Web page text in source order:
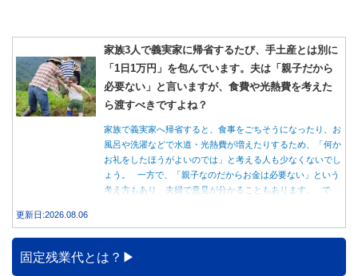
家族3人で義実家に帰省するたび、手土産とは別に
「1日1万円」を包んでいます。夫は「親子だから
必要ない」と言いますが、食費や光熱費を考えた
ら渡すべきですよね？
家族で義実家へ帰省すると、食事をごちそうになったり、お
風呂や洗濯などで水道・光熱費が増えたりするため、「何か
お礼をしたほうがよいのでは」と考える人も少なくないでし
ょう。 一方で、「親子なのだからお金は必要ない」という
考え方もあり、夫婦で意見が分かることもあります。 で
ます。
更新日:2026.08.06
固定残業代とは？